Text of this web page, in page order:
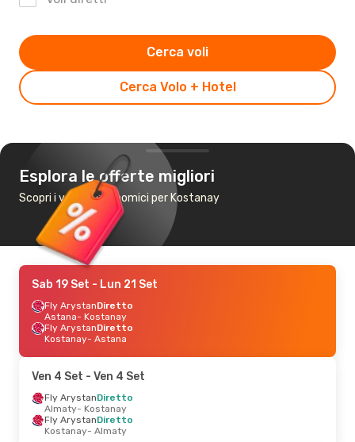
Cerca Volo + Hotel
Cerca voli
Esplora le offerte migliori
Scopri i voli più economici per Kostanay
Sab 19 Set - Lun 21 Set
Fly ArystanDiretto
Astana- Kostanay
Fly ArystanDiretto
Kostanay- Astana
Ven 4 Set - Ven 4 Set
Fly ArystanDiretto
Almaty- Kostanay
Fly ArystanDiretto
Kostanay- Almaty